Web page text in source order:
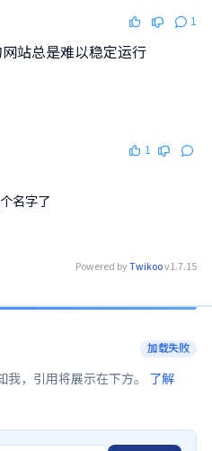
1
站总是难以稳定运行
1
名字了
Powered byTwikoov1.7.15
加载失败
，引用将展示在下方。 了解